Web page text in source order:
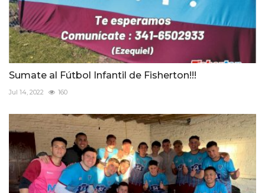
Sumate al Fútbol Infantil de Fisherton!!!
Jul 14, 2022 160